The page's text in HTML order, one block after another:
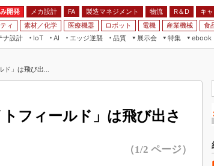
開発 メカ設計 FA 製造マネジメント 物流 R＆D
キ
ィ 素材／化学 医療機器 ロボット 電機 産業機械 食
ナ設計
IoT
AI
エッジ逆襲 品質
展示会
JIMTOF
IIFES
特集
つながるクルマ
ebook
」は飛び出...
フィールド」は飛び出さ
（1/2 ページ）